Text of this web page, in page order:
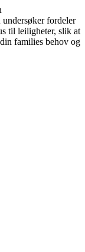
fordeler
til leiligheter, slik at
families behov og